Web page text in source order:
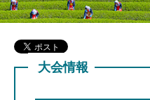
大会情報